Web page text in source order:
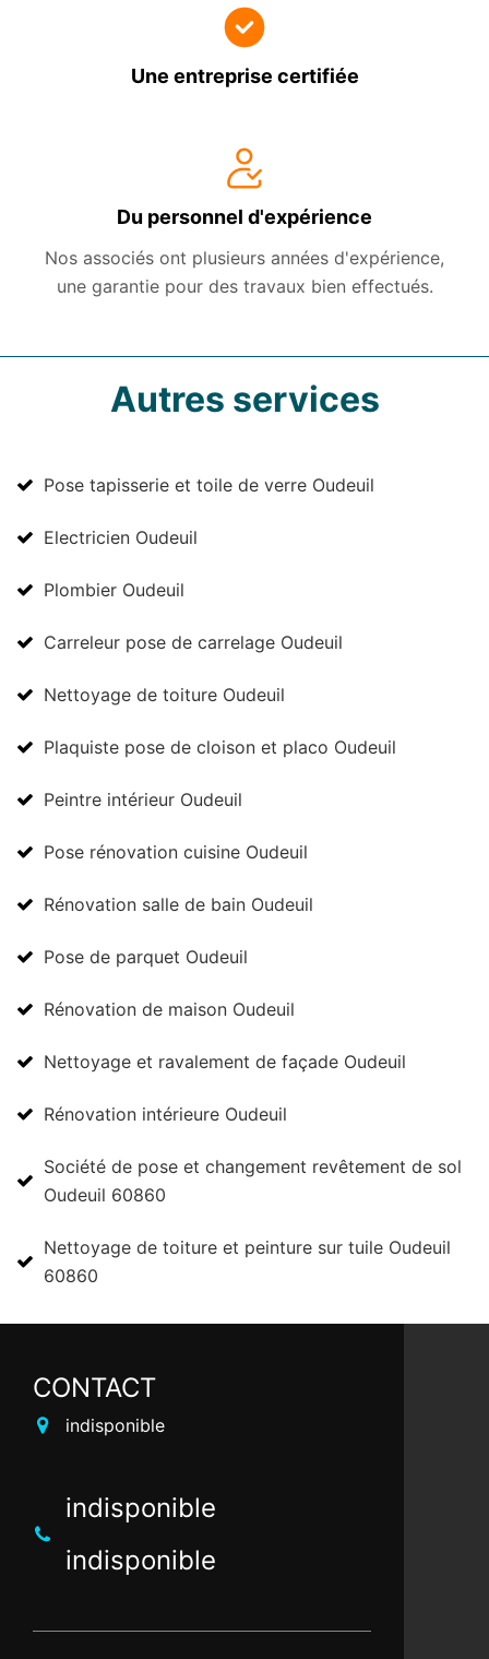
Une entreprise certifiée
Du personnel d'expérience
Nos associés ont plusieurs années d'expérience,
une garantie pour des travaux bien effectués.
Autres services
Pose tapisserie et toile de verre Oudeuil
Electricien Oudeuil
Plombier Oudeuil
Carreleur pose de carrelage Oudeuil
Nettoyage de toiture Oudeuil
Plaquiste pose de cloison et placo Oudeuil
Peintre intérieur Oudeuil
Pose rénovation cuisine Oudeuil
Rénovation salle de bain Oudeuil
Pose de parquet Oudeuil
Rénovation de maison Oudeuil
Nettoyage et ravalement de façade Oudeuil
Rénovation intérieure Oudeuil
Société de pose et changement revêtement de sol
Oudeuil 60860
Nettoyage de toiture et peinture sur tuile Oudeuil
60860
CONTACT
indisponible
indisponible
indisponible